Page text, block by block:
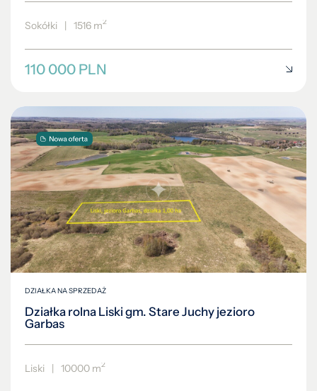
Sokółki | 1516 m2
110 000 PLN
DZIAŁKA NA SPRZEDAŻ
Działka rolna Liski gm. Stare Juchy jezioro
Garbas
Liski | 10000 m2